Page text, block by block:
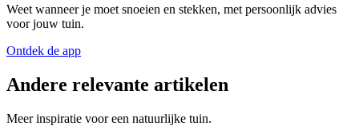
Weet wanneer je moet snoeien en stekken, met persoonlijk advies
voor jouw tuin.
Ontdek de app
Andere relevante artikelen
Meer inspiratie voor een natuurlijke tuin.